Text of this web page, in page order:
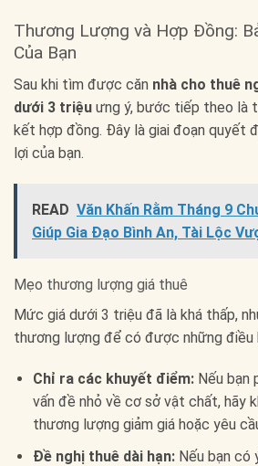
Thương Lượng và Hợp Đồng:
Của Bạn
Sau khi tìm được căn nhà cho thuê
dưới 3 triệu ưng ý, bước tiếp theo là
kết hợp đồng. Đây là giai đoạn quyết
lợi của bạn.
READ Văn Khấn Rằm Tháng 9
Giúp Gia Đạo Bình An, Tài Lộc
Mẹo thương lượng giá thuê
Mức giá dưới 3 triệu đã là khá thấp,
thương lượng để có được những điều
Chỉ ra các khuyết điểm:Nếu bạn
vấn đề nhỏ về cơ sở vật chất, hãy
thương lượng giảm giá hoặc yêu
Đề nghị thuê dài hạn:Nếu bạn có